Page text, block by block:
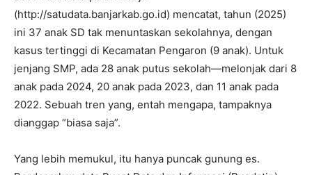
(http://satudata.banjarkab.go.id) mencatat, tahun (2025)
ini 37 anak SD tak menuntaskan sekolahnya, dengan
kasus tertinggi di Kecamatan Pengaron (9 anak). Untuk
jenjang SMP, ada 28 anak putus sekolah—melonjak dari 8
anak pada 2024, 20 anak pada 2023, dan 11 anak pada
2022. Sebuah tren yang, entah mengapa, tampaknya
dianggap “biasa saja”.
Yang lebih memukul, itu hanya puncak gunung es.